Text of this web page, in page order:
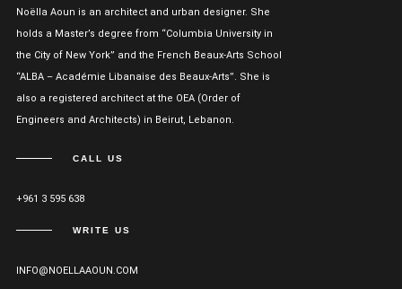
Noëlla Aoun is an architect and urban designer. She
holds a Master’s degree from “Columbia University in
the City of New York” and the French Beaux-Arts School
“ALBA – Académie Libanaise des Beaux-Arts”. She is
also a registered architect at the OEA (Order of
Engineers and Architects) in Beirut, Lebanon.
CALL US
+961 3 595 638
WRITE US
INFO@NOELLAAOUN.COM